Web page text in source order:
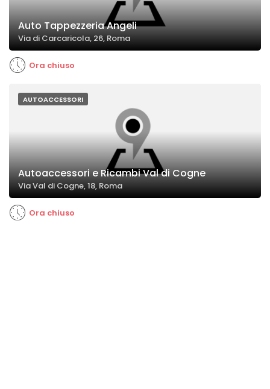
Auto Tappezzeria Angeli
Via di Carcaricola, 26, Roma
Ora chiuso
AUTOACCESSORI
Autoaccessori e Ricambi Val di Cogne
Via Val di Cogne, 18, Roma
Ora chiuso